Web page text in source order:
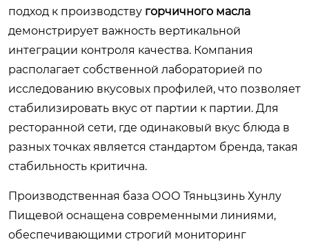
подход к производству горчичного масла
демонстрирует важность вертикальной
интеграции контроля качества. Компания
располагает собственной лабораторией по
исследованию вкусовых профилей, что позволяет
стабилизировать вкус от партии к партии. Для
ресторанной сети, где одинаковый вкус блюда в
разных точках является стандартом бренда, такая
стабильность критична.
Производственная база ООО Тяньцзинь Хунлу
Пищевой оснащена современными линиями,
обеспечивающими строгий мониторинг